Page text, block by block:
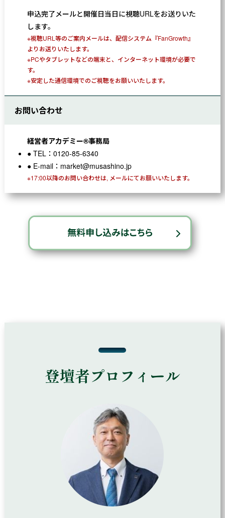
申込完了メールと開催日当日に視聴URLをお送りいた
します。
※視聴URL等のご案内メールは、配信システム『FanGrowth』
よりお送りいたします。
※PCやタブレットなどの端末と、インターネット環境が必要で
す。
※安定した通信環境でのご視聴をお願いいたします。
お問い合わせ
経営者アカデミー®事務局
TEL：0120-85-6340
E-mail：market@musashino.jp
※17:00以降のお問い合わせは, メールにてお願いいたします。
登壇者プロフィール